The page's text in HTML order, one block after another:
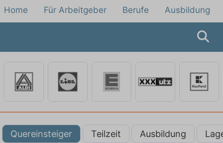
Home Für Arbeitgeber Berufe Ausbildung
Quereinsteiger Teilzeit Ausbildung